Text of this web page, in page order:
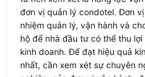
đơn vị quản lý condotel. Đơn
nhiệm quản lý, vận hành và
hộ để nhà đầu tư có thể thu
kinh doanh. Để đạt hiệu quả
nhất, cần xem xét sự chuyên